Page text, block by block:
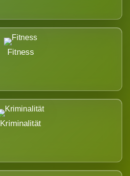
Fitness
Kriminalität